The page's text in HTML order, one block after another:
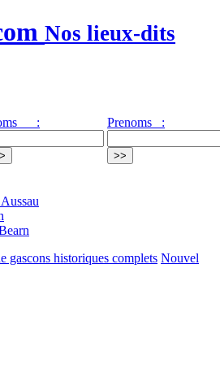
Nos lieux-dits
: Prenoms :
gascons historiques complets Nouvel